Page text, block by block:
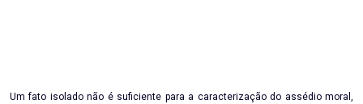
Um fato isolado não é suficiente para a caracterização do assédio moral,